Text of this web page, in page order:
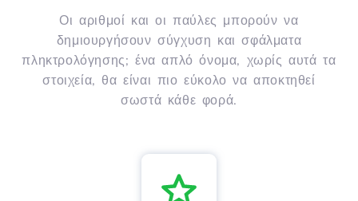
Οι αριθμοί και οι παύλες μπορούν να
δημιουργήσουν σύγχυση και σφάλματα
πληκτρολόγησης; ένα απλό όνομα, χωρίς αυτά τα
στοιχεία, θα είναι πιο εύκολο να αποκτηθεί
σωστά κάθε φορά.